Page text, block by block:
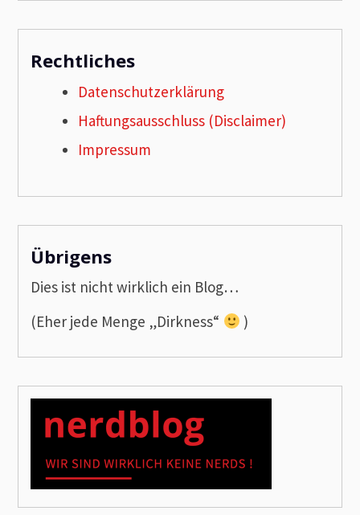
Rechtliches
Datenschutzerklärung
Haftungsausschluss (Disclaimer)
Impressum
Übrigens
Dies ist nicht wirklich ein Blog…
(Eher jede Menge „Dirkness“
)